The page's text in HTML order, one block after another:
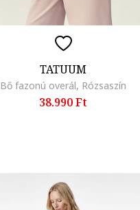
TATUUM
Bő fazonú overál, Rózsaszín
38.990 Ft